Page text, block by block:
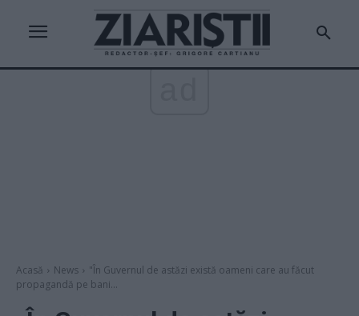
Acasă News
"În Guvernul de astăzi există oameni care au făcut
propagandă pe bani...